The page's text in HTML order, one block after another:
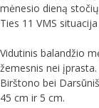
mėnesio dieną
Ties 11 VMS
Vidutinis balandžio
žemesnis nei
Birštono bei
45 cm ir 5 cm.